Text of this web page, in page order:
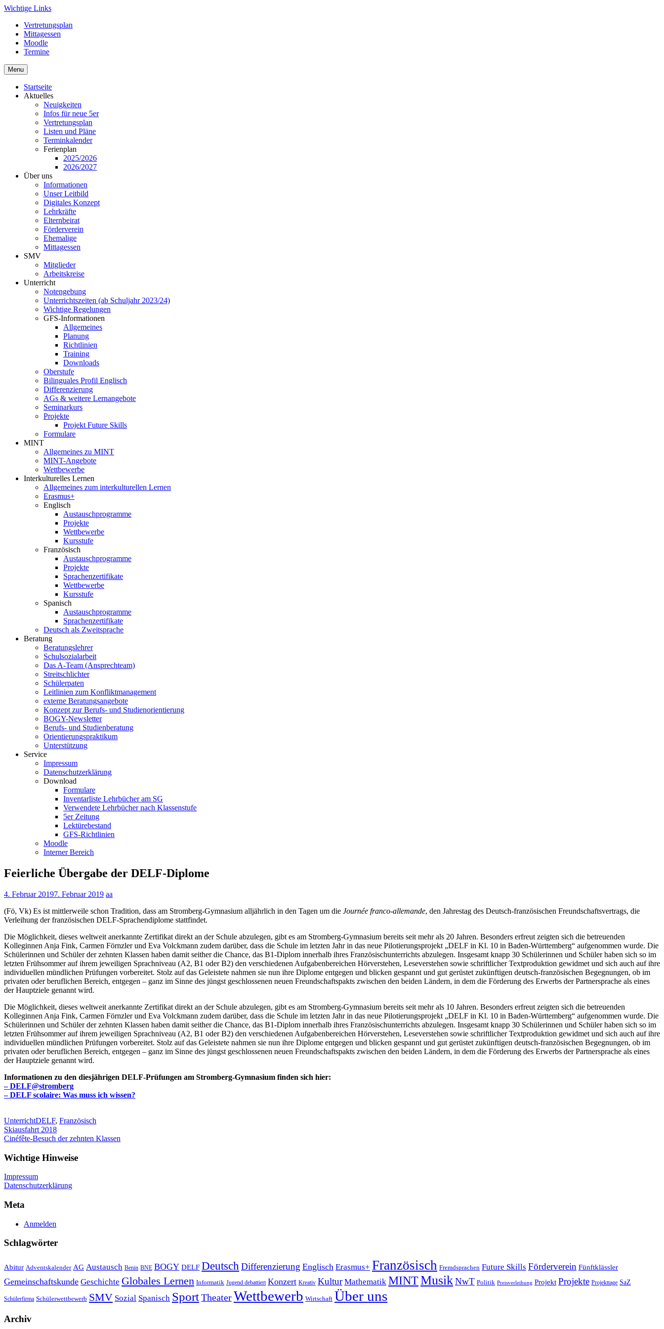
Skip
content
Wichtige Links
Vertretungsplan
Mittagessen
Moodle
Termine
Menu
Startseite
Aktuelles
Neuigkeiten
Infos für neue 5er
Vertretungsplan
Listen und Pläne
Terminkalender
Ferienplan
2025/2026
2026/2027
Über uns
Informationen
Unser Leitbild
Digitales Konzept
Lehrkräfte
Elternbeirat
Förderverein
Ehemalige
Mittagessen
SMV
Mitglieder
Arbeitskreise
Unterricht
Notengebung
Unterrichtszeiten (ab Schuljahr 2023/24)
Wichtige Regelungen
GFS-Informationen
Allgemeines
Planung
Richtlinien
Training
Downloads
Oberstufe
Bilinguales Profil Englisch
Differenzierung
AGs & weitere Lernangebote
Seminarkurs
Projekte
Projekt Future Skills
Formulare
MINT
Allgemeines zu MINT
MINT-Angebote
Wettbewerbe
Interkulturelles Lernen
Allgemeines zum interkulturellen Lernen
Erasmus+
Englisch
Austauschprogramme
Projekte
Wettbewerbe
Kursstufe
Französisch
Austauschprogramme
Projekte
Sprachenzertifikate
Wettbewerbe
Kursstufe
Spanisch
Austauschprogramme
Sprachenzertifikate
Deutsch als Zweitsprache
Beratung
Beratungslehrer
Schulsozialarbeit
Das A-Team (Ansprechteam)
Streitschlichter
Schülerpaten
Leitlinien zum Konfliktmanagement
externe Beratungsangebote
Konzept zur Berufs- und Studienorientierung
BOGY-Newsletter
Berufs- und Studienberatung
Orientierungspraktikum
Unterstützung
Service
Impressum
Datenschutzerklärung
Download
Formulare
Inventarliste Lehrbücher am SG
Verwendete Lehrbücher nach Klassenstufe
5er Zeitung
Lektürebestand
GFS-Richtlinien
Moodle
Interner Bereich
Feierliche Übergabe der DELF-Diplome
4. Februar 20197. Februar 2019 aa
(Fö, Vk) Es ist mittlerweile schon Tradition, dass am Stromberg-Gymnasium alljährlich in den Tagen um die Journée franco-allemande, den Jahrestag des Deutsch-französischen Freundschaftsvertrags, die
Verleihung der französischen DELF-Sprachendiplome stattfindet.
Die Möglichkeit, dieses weltweit anerkannte Zertifikat direkt an der Schule abzulegen, gibt es am Stromberg-Gymnasium bereits seit mehr als 20 Jahren. Besonders erfreut zeigten sich die betreuenden
Kolleginnen Anja Fink, Carmen Förnzler und Eva Volckmann zudem darüber, dass die Schule im letzten Jahr in das neue Pilotierungsprojekt „DELF in Kl. 10 in Baden-Württemberg“ aufgenommen wurde. Die
Schülerinnen und Schüler der zehnten Klassen haben damit seither die Chance, das B1-Diplom innerhalb ihres Französischunterrichts abzulegen. Insgesamt knapp 30 Schülerinnen und Schüler haben sich so im
letzten Frühsommer auf ihrem jeweiligen Sprachniveau (A2, B1 oder B2) den verschiedenen Aufgabenbereichen Hörverstehen, Leseverstehen sowie schriftlicher Textproduktion gewidmet und sich auch auf ihre
individuellen mündlichen Prüfungen vorbereitet. Stolz auf das Geleistete nahmen sie nun ihre Diplome entgegen und blicken gespannt und gut gerüstet zukünftigen deutsch-französischen Begegnungen, ob im
privaten oder beruflichen Bereich, entgegen – ganz im Sinne des jüngst geschlossenen neuen Freundschaftspakts zwischen den beiden Ländern, in dem die Förderung des Erwerbs der Partnersprache als eines
der Hauptziele genannt wird.
Die Möglichkeit, dieses weltweit anerkannte Zertifikat direkt an der Schule abzulegen, gibt es am Stromberg-Gymnasium bereits seit mehr als 10 Jahren. Besonders erfreut zeigten sich die betreuenden
Kolleginnen Anja Fink, Carmen Förnzler und Eva Volckmann zudem darüber, dass die Schule im letzten Jahr in das neue Pilotierungsprojekt „DELF in Kl. 10 in Baden-Württemberg“ aufgenommen wurde. Die
Schülerinnen und Schüler der zehnten Klassen haben damit seither die Chance, das B1-Diplom innerhalb ihres Französischunterrichts abzulegen. Insgesamt knapp 30 Schülerinnen und Schüler haben sich so im
letzten Frühsommer auf ihrem jeweiligen Sprachniveau (A2, B1 oder B2) den verschiedenen Aufgabenbereichen Hörverstehen, Leseverstehen sowie schriftlicher Textproduktion gewidmet und sich auch auf ihre
individuellen mündlichen Prüfungen vorbereitet. Stolz auf das Geleistete nahmen sie nun ihre Diplome entgegen und blicken gespannt und gut gerüstet zukünftigen deutsch-französischen Begegnungen, ob im
privaten oder beruflichen Bereich, entgegen – ganz im Sinne des jüngst geschlossenen neuen Freundschaftspakts zwischen den beiden Ländern, in dem die Förderung des Erwerbs der Partnersprache als eines
der Hauptziele genannt wird.
Informationen zu den diesjährigen DELF-Prüfungen am Stromberg-Gymnasium finden sich hier:
– DELF@stromberg
– DELF scolaire: Was muss ich wissen?
UnterrichtDELF, Französisch
Beitragsnavigation
Skiausfahrt 2018
Cinéfête-Besuch der zehnten Klassen
Wichtige Hinweise
Impressum
Datenschutzerklärung
Meta
Anmelden
Schlagwörter
Abitur Adventskalender AG Austausch Benin BNE BOGY DELF DeutschDifferenzierung Englisch Erasmus+ Französisch Fremdsprachen Future Skills Förderverein Fünftklässler
Gemeinschaftskunde Geschichte Globales Lernen Informatik Jugend debattiert Konzert Kreativ Kultur Mathematik MINTMusikNwT Politik Preisverleihung Projekt Projekte Projekttage SaZ
Schülerfirma Schülerwettbewerb SMV Sozial Spanisch SportTheaterWettbewerb Wirtschaft Über uns
Archiv